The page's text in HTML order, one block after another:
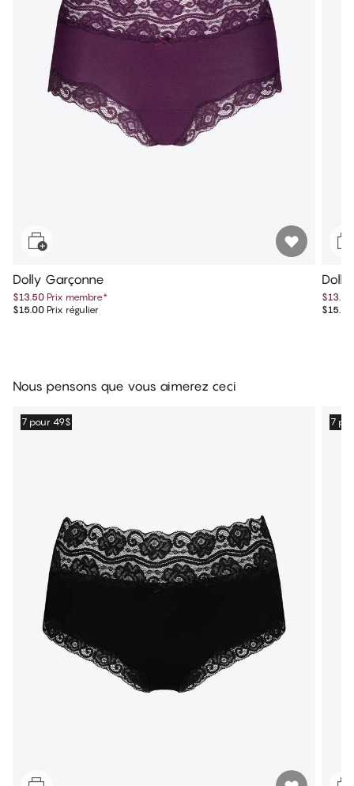
Dolly Garçonne
$13.50 Prix membre*
$15.00 Prix régulier
Dolly
$13.50
$15.00
Nous pensons que vous aimerez ceci
7 pour 49$ 7